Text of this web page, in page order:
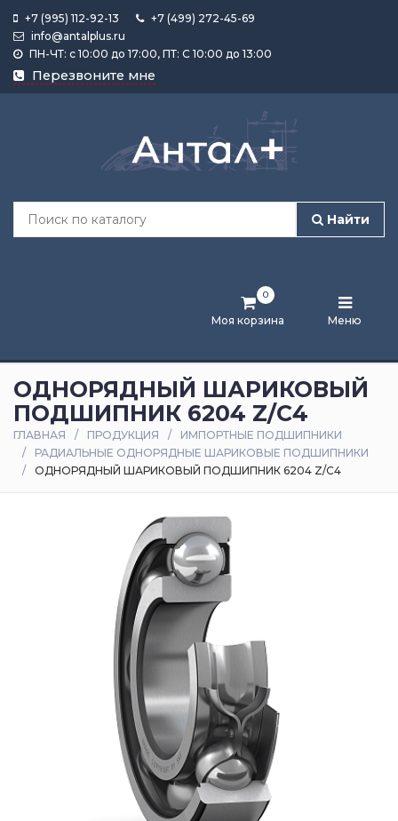
+7 (995) 112-92-13
+7 (499) 272-45-69
info@antalplus.ru
ПН-ЧТ: с 10:00 до 17:00, ПТ: С 10:00 до 13:00
Перезвоните мне
Найти
Моя корзина
0
Меню
Каталог
продукции
Лента
и
статьи
Оплата
доставка
ОДНОРЯДНЫЙ ШАРИКОВЫЙ
ПОДШИПНИК 6204 Z/C4
ГЛАВНАЯ ПРОДУКЦИЯ
ИМПОРТНЫЕ ПОДШИПНИКИ
РАДИАЛЬНЫЕ ОДНОРЯДНЫЕ ШАРИКОВЫЕ ПОДШИПНИКИ
ОДНОРЯДНЫЙ ШАРИКОВЫЙ ПОДШИПНИК 6204 Z/C4